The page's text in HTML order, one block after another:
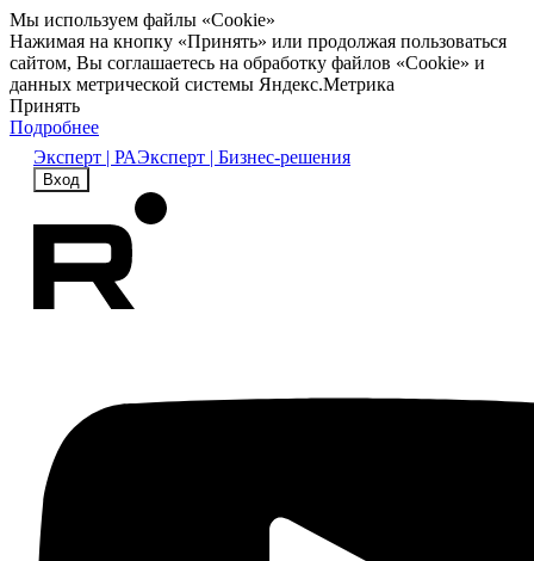
Мы используем файлы «Cookie»
Нажимая на кнопку «Принять» или продолжая пользоваться
сайтом, Вы соглашаетесь на обработку файлов «Cookie» и
данных метрической системы Яндекс.Метрика
Принять
Подробнее
Эксперт | РАЭксперт | Бизнес-решения
Вход